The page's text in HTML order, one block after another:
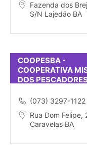
Fazenda dos
S/N Lajedão BA
COOPESBA -
COOPERATIVA
DOS
BAHIA RES.
(073) 3297-1122
Rua Dom Felipe,
Caravelas BA